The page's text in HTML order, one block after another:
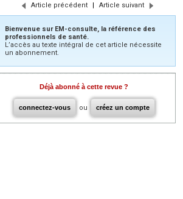
Article précédent | Article suivant
Bienvenue sur EM-consulte, la référence des
professionnels de santé.
L’accès au texte intégral de cet article nécessite
un abonnement.
Déjà abonné à cette revue ?
connectez-vous ou créez un compte